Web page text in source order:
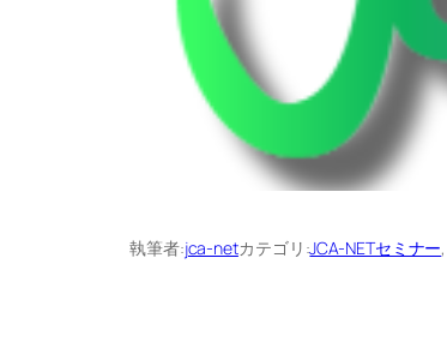
執筆者:jca-netカテゴリ:JCA-NETセミナー